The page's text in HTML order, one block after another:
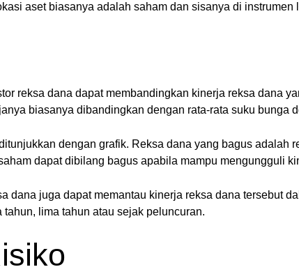
aset biasanya adalah saham dan sisanya di instrumen
reksa dana dapat membandingkan kinerja reksa dana
biasanya dibandingkan dengan rata-rata suku bunga
dengan grafik. Reksa dana yang bagus
dapat dibilang bagus apabila mampu mengungguli
dana juga dapat memantau kinerja reksa dana tersebut
lima tahun atau sejak peluncuran.